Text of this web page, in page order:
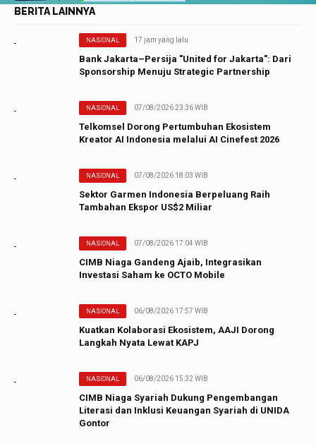
BERITA LAINNYA
NASIONAL 17 jam yang lalu
Bank Jakarta–Persija "United for Jakarta": Dari
Sponsorship Menuju Strategic Partnership
NASIONAL 07/08/2026 23:36 WIB
Telkomsel Dorong Pertumbuhan Ekosistem
Kreator AI Indonesia melalui AI Cinefest 2026
NASIONAL 07/08/2026 18:03 WIB
Sektor Garmen Indonesia Berpeluang Raih
Tambahan Ekspor US$2 Miliar
NASIONAL 07/08/2026 17:04 WIB
CIMB Niaga Gandeng Ajaib, Integrasikan
Investasi Saham ke OCTO Mobile
NASIONAL 06/08/2026 17:57 WIB
Kuatkan Kolaborasi Ekosistem, AAJI Dorong
Langkah Nyata Lewat KAPJ
NASIONAL 06/08/2026 15:32 WIB
CIMB Niaga Syariah Dukung Pengembangan
Literasi dan Inklusi Keuangan Syariah di UNIDA
Gontor